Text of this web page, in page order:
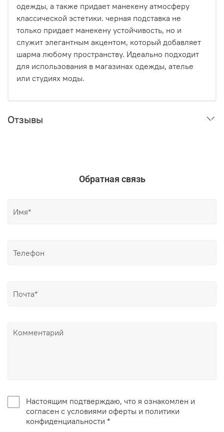
одежды, а также придает манекену атмосферу
классической эстетики. черная подставка не
только придает манекену устойчивость, но и
служит элегантным акцентом, который добавляет
шарма любому пространству. Идеально подходит
для использования в магазинах одежды, ателье
или студиях моды.
Отзывы
Обратная связь
Настоящим подтверждаю, что я ознакомлен и
согласен с условиями оферты и политики
конфиденциальности *